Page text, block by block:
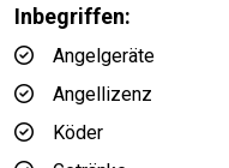
Inbegriffen:
Angelgeräte
Angellizenz
Köder